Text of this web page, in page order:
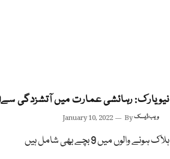
نیویارک: رہائشی عمارت میں آتشزدگی سے19 افراد ہلاک
January 10, 2022 Byویب ڈیسک
ہلاک ہونے والوں میں 9 بچے بھی شامل ہیں